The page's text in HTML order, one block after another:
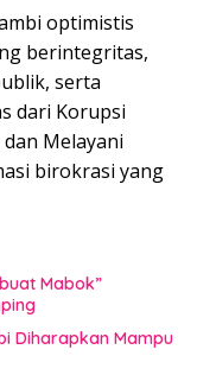
optimistis
berintegritas,
serta
dari Korupsi
Melayani
birokrasi yang
Mabok”
Diharapkan Mampu